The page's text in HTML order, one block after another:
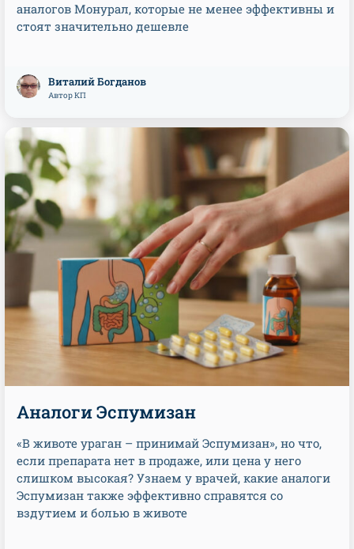
аналогов Монурал, которые не менее эффективны и
стоят значительно дешевле
Виталий Богданов
Автор КП
Аналоги Эспумизан
«В животе ураган – принимай Эспумизан», но что,
если препарата нет в продаже, или цена у него
слишком высокая? Узнаем у врачей, какие аналоги
Эспумизан также эффективно справятся со
вздутием и болью в животе